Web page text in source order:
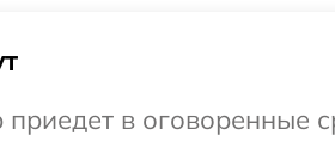
в оговоренные